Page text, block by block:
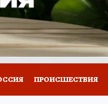
ПРОИСШЕСТВИЯ